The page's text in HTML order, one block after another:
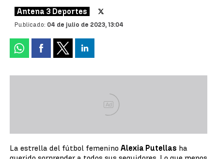
Antena 3 Deportes
Publicado: 04 de julio de 2023, 13:04
Ad
La estrella del fútbol femenino Alexia Putellas ha